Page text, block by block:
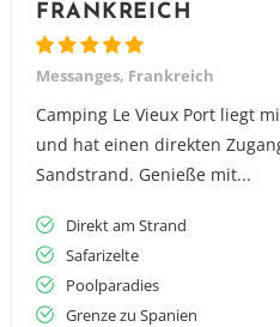
FRANKREICH
Messanges, Frankreich
Camping Le Vieux Port liegt
und hat einen direkten
Sandstrand. Genieße mit...
Direkt am Strand
Safarizelte
Poolparadies
Grenze zu Spanien